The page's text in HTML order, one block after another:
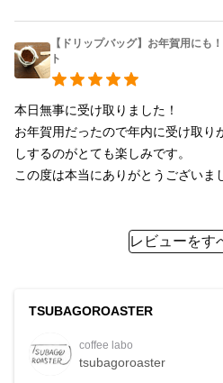
【ドリップバッグ】お年賀用にも
ト
本日無事に受け取りました！
お年賀用だったので年内に受け取
しするのがとても楽しみです。
この度は本当にありがとうございま
レビューをす
TSUBAGOROASTER
coffee labo
tsubagoroaster